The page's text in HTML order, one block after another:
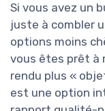
Si vous avez un
juste à combler
options moins
vous êtes prêt à
rendu plus «
est une option